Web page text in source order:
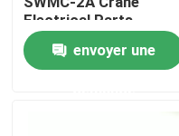
Aperçu
Electrical Parts
Sunward Rig
envoyer une